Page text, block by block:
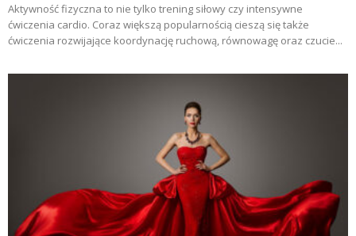
Aktywność fizyczna to nie tylko trening siłowy czy intensywne
ćwiczenia cardio. Coraz większą popularnością cieszą się także
ćwiczenia rozwijające koordynację ruchową, równowagę oraz czucie...